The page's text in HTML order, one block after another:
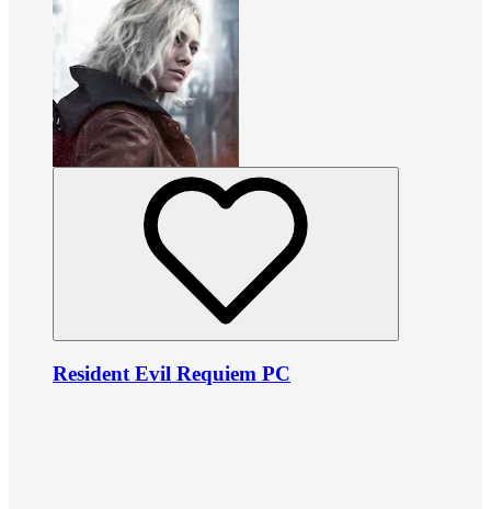
Resident Evil Requiem PC